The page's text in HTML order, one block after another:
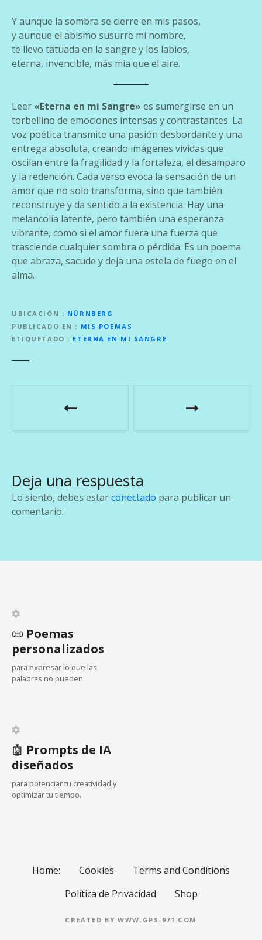
Y aunque la sombra se cierre en mis pasos,
y aunque el abismo susurre mi nombre,
te llevo tatuada en la sangre y los labios,
eterna, invencible, más mía que el aire.
Leer «Eterna en mi Sangre» es sumergirse en un
torbellino de emociones intensas y contrastantes. La
voz poética transmite una pasión desbordante y una
entrega absoluta, creando imágenes vívidas que
oscilan entre la fragilidad y la fortaleza, el desamparo
y la redención. Cada verso evoca la sensación de un
amor que no solo transforma, sino que también
reconstruye y da sentido a la existencia. Hay una
melancolía latente, pero también una esperanza
vibrante, como si el amor fuera una fuerza que
trasciende cualquier sombra o pérdida. Es un poema
que abraza, sacude y deja una estela de fuego en el
alma.
UBICACIÓN
NÜRNBERG
PUBLICADO EN
MIS POEMAS
ETIQUETADO
ETERNA EN MI SANGRE
g
a
i
n
d
e
e
t
r
a
d
Deja una respuesta
Lo siento, debes estarconectado para publicar un
comentario.
📜 Poemas
personalizados
para expresar lo que las
palabras no pueden.
🤖 Prompts de IA
diseñados
para potenciar tu creatividad y
optimizar tu tiempo.
Home: Cookies
Terms and Conditions
Política de Privacidad
Shop
CREATED BY WWW.GPS-971.COM